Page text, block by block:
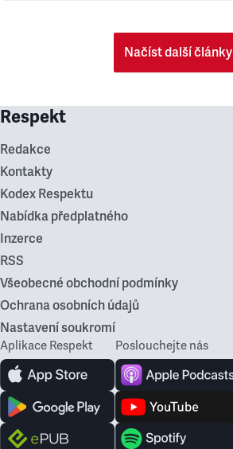
Načíst další články
Respekt
Redakce
Kontakty
Kodex Respektu
Nabídka předplatného
Inzerce
RSS
Všeobecné obchodní podmínky
Ochrana osobních údajů
Nastavení soukromí
Aplikace Respekt Poslouchejte nás